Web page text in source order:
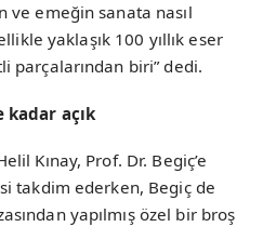
ve emeğin sanata nasıl
yaklaşık 100 yıllık eser
parçalarından biri” dedi.
açık
Kınay, Prof. Dr. Begiç’e
takdim ederken, Begiç de
yapılmış özel bir broş